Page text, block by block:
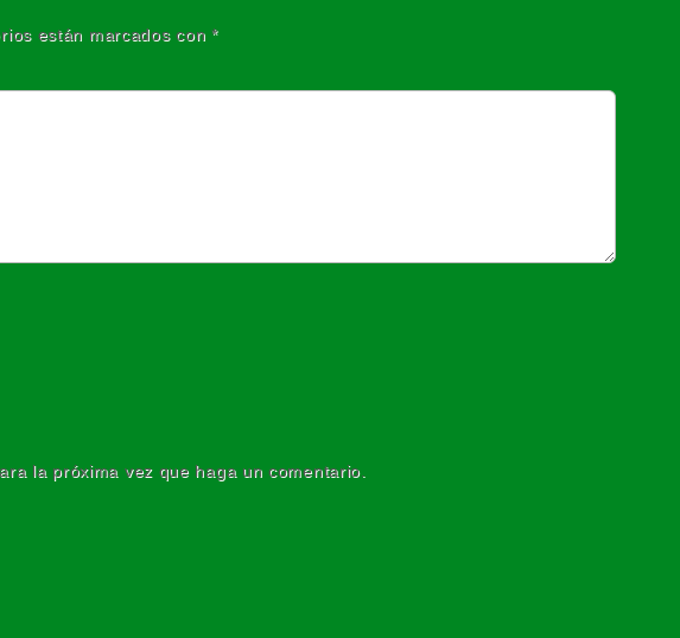
están marcados con *
la próxima vez que haga un comentario.